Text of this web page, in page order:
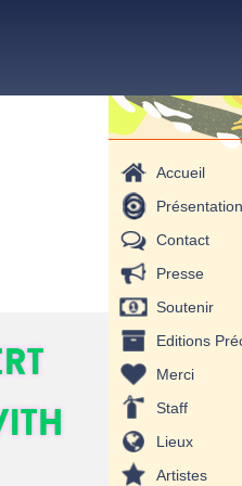
recherche
Accueil
Présentation
Contact
Presse
Soutenir
Editions
Merci
Staff
Lieux
Artistes